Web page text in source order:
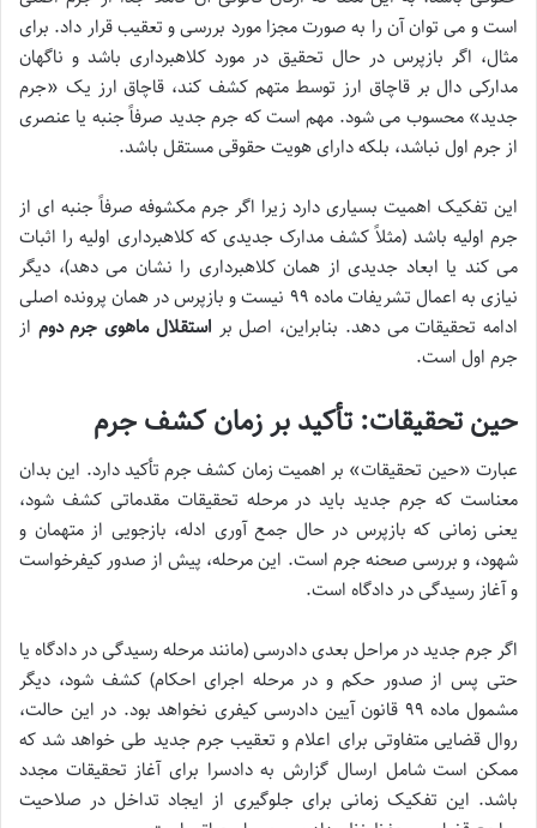
است و می توان آن را به صورت مجزا مورد بررسی و تعقیب قرار داد. برای
مثال، اگر بازپرس در حال تحقیق در مورد کلاهبرداری باشد و ناگهان
مدارکی دال بر قاچاق ارز توسط متهم کشف کند، قاچاق ارز یک «جرم
جدید» محسوب می شود. مهم است که جرم جدید صرفاً جنبه یا عنصری
از جرم اول نباشد، بلکه دارای هویت حقوقی مستقل باشد.
این تفکیک اهمیت بسیاری دارد زیرا اگر جرم مکشوفه صرفاً جنبه ای از
جرم اولیه باشد (مثلاً کشف مدارک جدیدی که کلاهبرداری اولیه را اثبات
می کند یا ابعاد جدیدی از همان کلاهبرداری را نشان می دهد)، دیگر
نیازی به اعمال تشریفات ماده ۹۹ نیست و بازپرس در همان پرونده اصلی
ادامه تحقیقات می دهد. بنابراین، اصل بر استقلال ماهوی جرم دوم از
جرم اول است.
حین تحقیقات: تأکید بر زمان کشف جرم
عبارت «حین تحقیقات» بر اهمیت زمان کشف جرم تأکید دارد. این بدان
معناست که جرم جدید باید در مرحله تحقیقات مقدماتی کشف شود،
یعنی زمانی که بازپرس در حال جمع آوری ادله، بازجویی از متهمان و
شهود، و بررسی صحنه جرم است. این مرحله، پیش از صدور کیفرخواست
و آغاز رسیدگی در دادگاه است.
اگر جرم جدید در مراحل بعدی دادرسی (مانند مرحله رسیدگی در دادگاه یا
حتی پس از صدور حکم و در مرحله اجرای احکام) کشف شود، دیگر
مشمول ماده ۹۹ قانون آیین دادرسی کیفری نخواهد بود. در این حالت،
روال قضایی متفاوتی برای اعلام و تعقیب جرم جدید طی خواهد شد که
ممکن است شامل ارسال گزارش به دادسرا برای آغاز تحقیقات مجدد
باشد. این تفکیک زمانی برای جلوگیری از ایجاد تداخل در صلاحیت